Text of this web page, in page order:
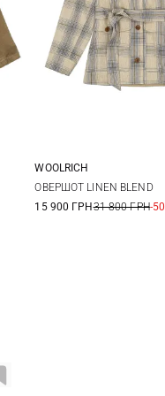
S
WOOLRICH
ОВЕРШОТ LINEN BLEND
15 900 ГРН31 800 ГРН-